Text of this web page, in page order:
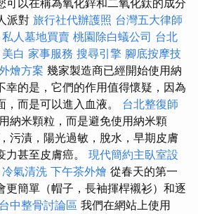
可以在稱為氧化鋅和二氧化鈦的成分
派對 旅行社代辦護照 台灣五大律師
私人墓地買賣 桃園除白蟻公司 台北
美白 家事服務 搜尋引擎 腳底按摩技
燴方案 幾家製造商已經開始使用納
幸的是，它們的作用值得懷疑，因為
而是可以進入血液。 台北整復師
納米顆粒，而是避免使用納米顆
污漬，陽光過敏，脫水，早期皮膚
力甚至皮膚癌。 現代簡約主臥室設
冷氣清洗 下午茶外燴 從春天的第一
更簡單（帽子，長袖揮桿襯衫）和逐
台中整骨討論區 我們在網站上使用